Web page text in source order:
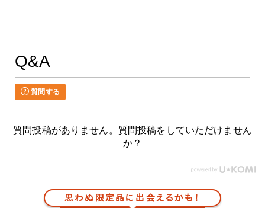
Q&A
質問する
質問投稿がありません。質問投稿をしていただけません
か？
思わぬ限定品に出会えるかも！